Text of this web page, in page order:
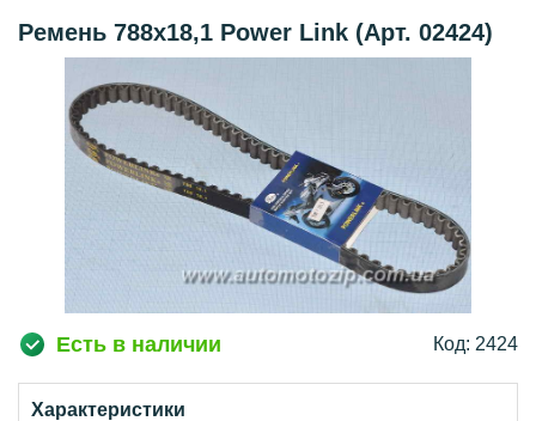
Ремень 788х18,1 Power Link (Арт. 02424)
Есть в наличии Код: 2424
Характеристики